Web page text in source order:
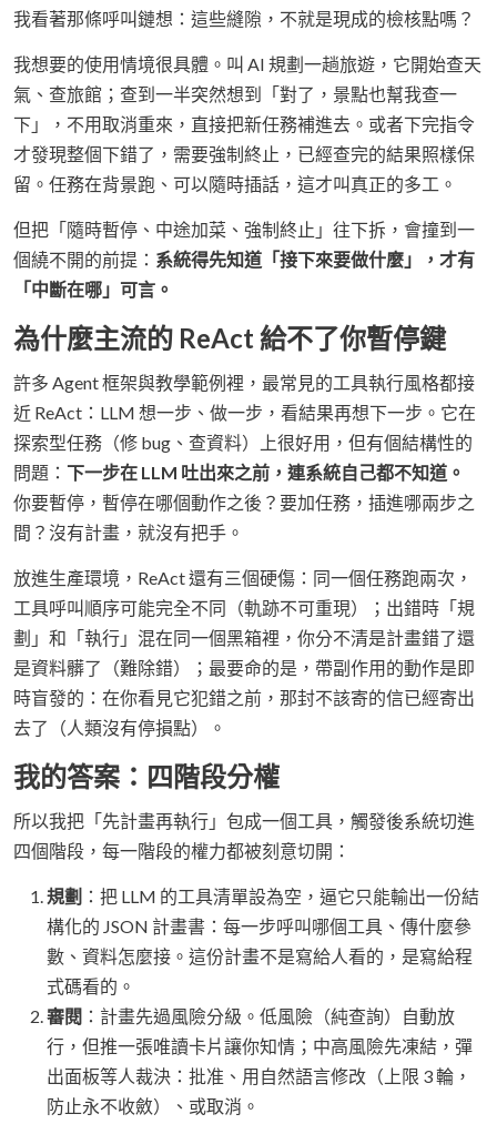
我看著那條呼叫鏈想：這些縫隙，不就是現成的檢核點嗎？
我想要的使用情境很具體。叫 AI 規劃一趟旅遊，它開始查天
氣、查旅館；查到一半突然想到「對了，景點也幫我查一
下」，不用取消重來，直接把新任務補進去。或者下完指令
才發現整個下錯了，需要強制終止，已經查完的結果照樣保
留。任務在背景跑、可以隨時插話，這才叫真正的多工。
但把「隨時暫停、中途加菜、強制終止」往下拆，會撞到一
個繞不開的前提： 系統得先知道「接下來要做什麼」，才有
「中斷在哪」可言。
為什麼主流的 ReAct 給不了你暫停鍵
許多 Agent 框架與教學範例裡，最常見的工具執行風格都接
近 ReAct：LLM 想一步、做一步，看結果再想下一步。它在
探索型任務（修 bug、查資料）上很好用，但有個結構性的
問題： 下一步在 LLM 吐出來之前，連系統自己都不知道。
你要暫停，暫停在哪個動作之後？要加任務，插進哪兩步之
間？沒有計畫，就沒有把手。
放進生產環境，ReAct 還有三個硬傷：同一個任務跑兩次，
工具呼叫順序可能完全不同（軌跡不可重現）；出錯時「規
劃」和「執行」混在同一個黑箱裡，你分不清是計畫錯了還
是資料髒了（難除錯）；最要命的是，帶副作用的動作是即
時盲發的：在你看見它犯錯之前，那封不該寄的信已經寄出
去了（人類沒有停損點）。
我的答案：四階段分權
所以我把「先計畫再執行」包成一個工具，觸發後系統切進
四個階段，每一階段的權力都被刻意切開：
規劃 ：把 LLM 的工具清單設為空，逼它只能輸出一份結
構化的 JSON 計畫書：每一步呼叫哪個工具、傳什麼參
數、資料怎麼接。這份計畫不是寫給人看的，是寫給程
式碼看的。
審閱 ：計畫先過風險分級。低風險（純查詢）自動放
行，但推一張唯讀卡片讓你知情；中高風險先凍結，彈
出面板等人裁決：批准、用自然語言修改（上限 3 輪，
防止永不收斂）、或取消。